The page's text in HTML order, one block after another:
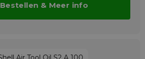
Bestellen & Meer info